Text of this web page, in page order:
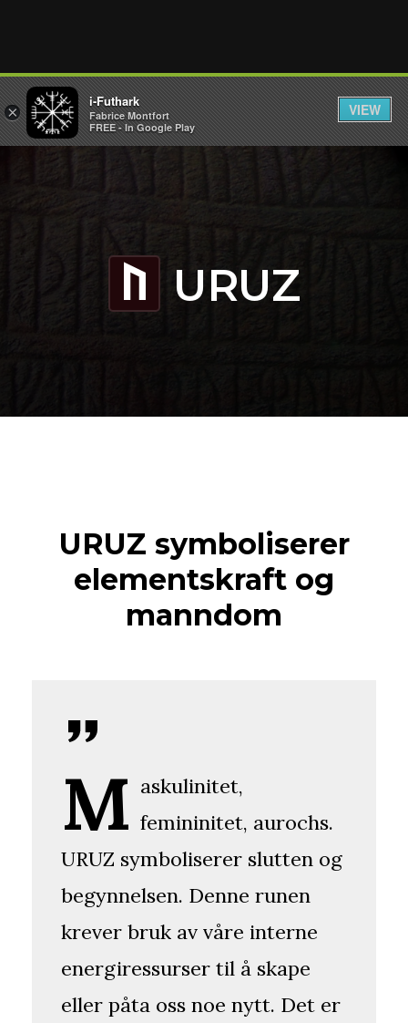
U URUZ
URUZ symboliserer
elementskraft og
manndom
M askulinitet,
femininitet, aurochs.
URUZ symboliserer slutten og
begynnelsen. Denne runen
krever bruk av våre interne
energiressurser til å skape
eller påta oss noe nytt. Det er
×
i-Futhark
Fabrice Montfort
FREE - In Google Play
VIEW